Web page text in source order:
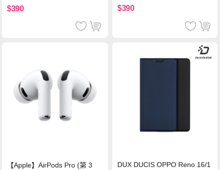
$390 $390
【Apple】AirPods Pro (第 3
DUX DUCIS OPPO Reno 16/1